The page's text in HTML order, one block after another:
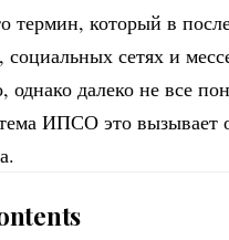
который в
социальных сетях и
однако далеко не все
ИПСО это вызывает